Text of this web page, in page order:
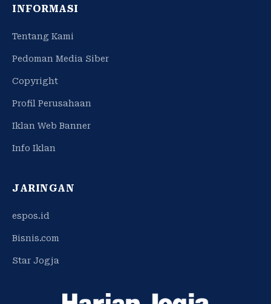
INFORMASI
Tentang Kami
Pedoman Media Siber
Copyright
Profil Perusahaan
Iklan Web Banner
Info Iklan
JARINGAN
espos.id
Bisnis.com
Star Jogja